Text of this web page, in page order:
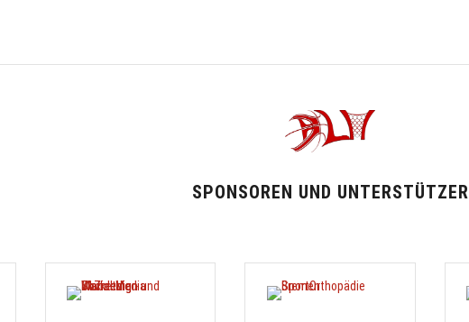
SPONSOREN UND UNTERSTÜTZER